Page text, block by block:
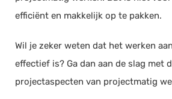
Documentmanagement
Workflowmanagement
Planning
Werkbonnen
efficiënt en makkelijk op te pakken.
Wil je zeker weten dat het werken
effectief is? Ga dan aan de slag met
projectaspecten van projectmatig